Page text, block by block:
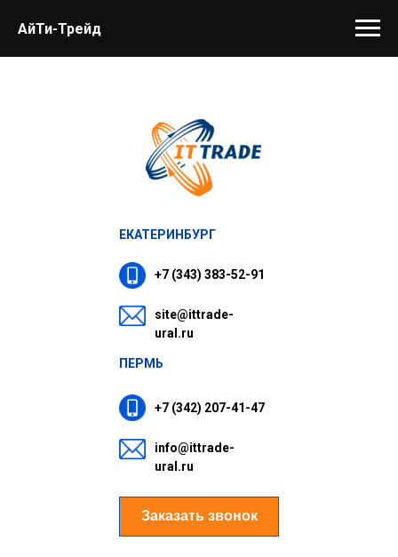
АйТи-Трейд
Заказать звонок
+7 (343) 383-52-91
site@ittrade-
ural.ru
ЕКАТЕРИНБУРГ
ПЕРМЬ
+7 (342) 207-41-47
info@ittrade-
ural.ru